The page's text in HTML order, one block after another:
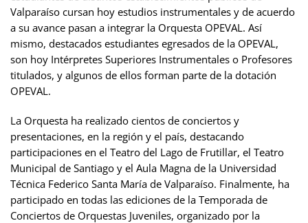
Valparaíso cursan hoy estudios instrumentales y de acuerdo
a su avance pasan a integrar la Orquesta OPEVAL. Así
mismo, destacados estudiantes egresados de la OPEVAL,
son hoy Intérpretes Superiores Instrumentales o Profesores
titulados, y algunos de ellos forman parte de la dotación
OPEVAL.
La Orquesta ha realizado cientos de conciertos y
presentaciones, en la región y el país, destacando
participaciones en el Teatro del Lago de Frutillar, el Teatro
Municipal de Santiago y el Aula Magna de la Universidad
Técnica Federico Santa María de Valparaíso. Finalmente, ha
participado en todas las ediciones de la Temporada de
Conciertos de Orquestas Juveniles, organizado por la